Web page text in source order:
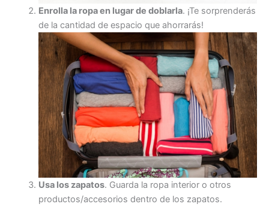
Enrolla la ropa en lugar de doblarla. ¡Te sorprenderás
de la cantidad de espacio que ahorrarás!
Usa los zapatos. Guarda la ropa interior o otros
productos/accesorios dentro de los zapatos.